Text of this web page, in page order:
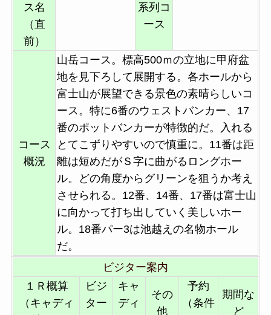
ス名
（直
前）
系列コ
ース
コース
概況
山岳コース。標高500ｍの立地に甲府盆
地を見下ろして展開する。各ホールから
富士山が展望できる景色の素晴らしいコ
ース。特に6番のウェストバンカー、17
番のポットバンカーが特徴的だ。入れる
とてこずりやすいので慎重に。11番は距
離は短めだがＳ字に曲がるロングホー
ル。どの角度からグリーンを狙うか考え
させられる。12番、14番、17番は富士山
に向かって打ち出していく美しいホー
ル。18番パー3は池越えの名物ホール
だ。
ビジター案内
１Ｒ概算
（キャディ
ビジ
ター
キャ
ディ
その
他
予約
（条件
期間な
ど